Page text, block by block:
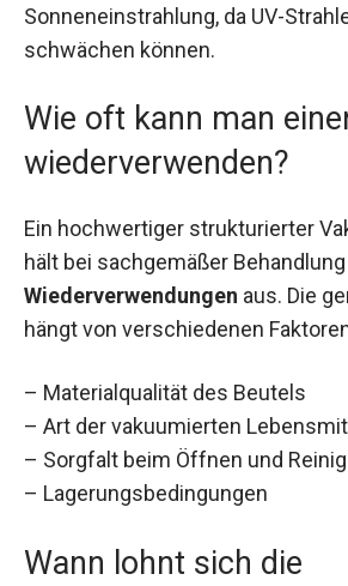
Sonneneinstrahlung, da UV-
schwächen können.
Wie oft kann man
wiederverwenden?
Ein hochwertiger strukturierter
hält bei sachgemäßer Behandlung
Wiederverwendungen aus. Die
hängt von verschiedenen
– Materialqualität des Beutels
– Art der vakuumierten
– Sorgfalt beim Öffnen und
– Lagerungsbedingungen
Wann lohnt sich die